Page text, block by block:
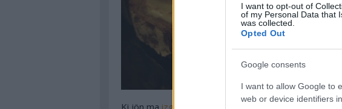
I want to opt-out of
of my Personal Data that
was collected.
Opted Out
Google consents
I want to allow Google to
web or device identifiers
Ki jön ma izgalmas bevándorlóéletekbe, és -ételekbe